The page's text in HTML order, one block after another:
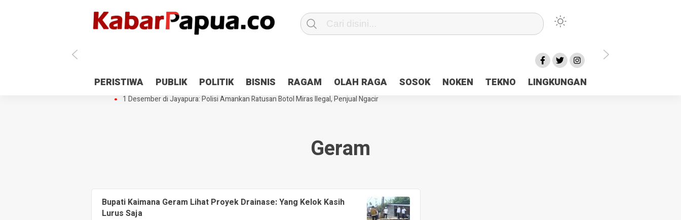
PERISTIWA PUBLIK POLITIK BISNIS RAGAM OLAH RAGA SOSOK NOKEN TEKNO LINGKUNGAN
Antisipasi 1 Desember, TNI Polri Patroli 2×24 jam di Kota Jayapura
Pesan Sejuk Polri di Deklarasi Pemilu Ceria Tanah Papua
Gedung Perpustakaan SMPN 5 Sentani Terbakar
Hibah Pilkada Jayapura Cair 10 Persen, Deposit Kas Daerah Rp23 Miliar Disorot
1 Desember di Jayapura: Polisi Amankan Ratusan Botol Miras Ilegal, Penjual Ngacir
Geram
Bupati Kaimana Geram Lihat Proyek Drainase: Yang Kelok Kasih
Lurus Saja